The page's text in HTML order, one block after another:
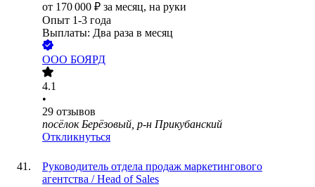
от 170 000 ₽ за месяц, на руки
Опыт 1-3 года
Выплаты: Два раза в месяц
ООО БОЯРД
4.1
•
29 отзывов
посёлок Берёзовый, р-н Прикубанский
Откликнуться
Руководитель отдела продаж маркетингового
агентства / Head of Sales